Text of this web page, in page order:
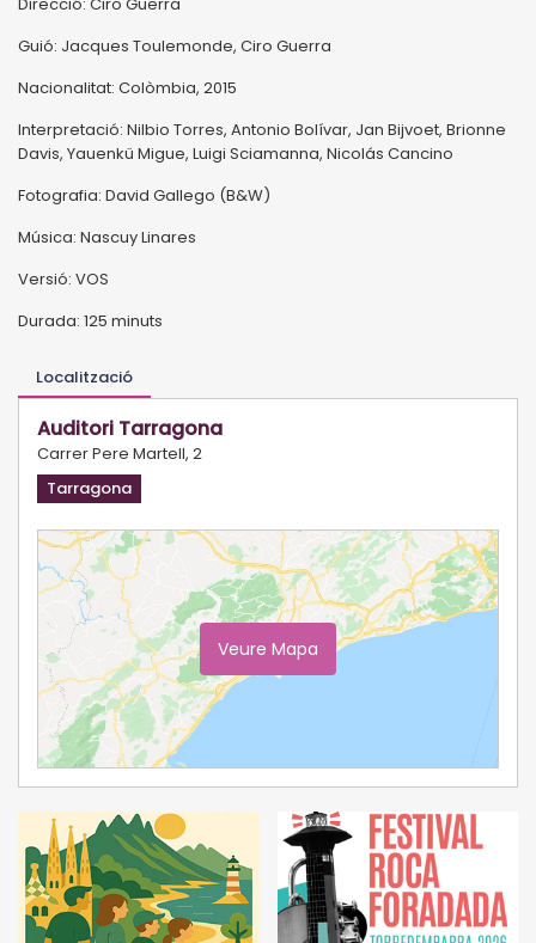
Guió: Jacques Toulemonde, Ciro Guerra
Nacionalitat: Colòmbia, 2015
Interpretació: Nilbio Torres, Antonio Bolívar, Jan Bijvoet, Brionne
Davis, Yauenkü Migue, Luigi Sciamanna, Nicolás Cancino
Fotografia: David Gallego (B&W)
Música: Nascuy Linares
Versió: VOS
Durada: 125 minuts
Localització
Auditori Tarragona
Carrer Pere Martell, 2
Tarragona
Veure Mapa